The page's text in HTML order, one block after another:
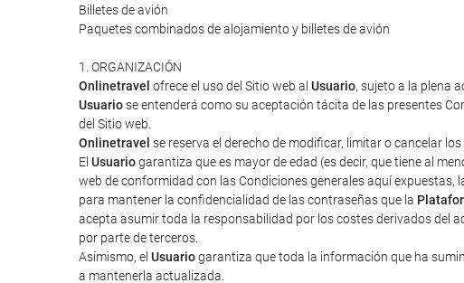
Billetes de avión
Paquetes combinados de alojamiento y billetes de avión
1. ORGANIZACIÓN
Onlinetravel ofrece el uso del Sitio web al Usuario, sujeto a la plena
Usuariose entenderá como su aceptación tácita de las presentes
del Sitio web.
Onlinetravel se reserva el derecho de modificar, limitar o cancelar
El Usuariogarantiza que es mayor de edad (es decir, que tiene al
web de conformidad con las Condiciones generales aquí expuestas,
para mantener la confidencialidad de las contraseñas que la
acepta asumir toda la responsabilidad por los costes derivados del
por parte de terceros.
Asimismo, el Usuariogarantiza que toda la información que ha
a mantenerla actualizada.